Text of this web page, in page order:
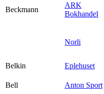
Beckmann
ARK
Bokhandel
Norli
Belkin
Eplehuset
Bell
Anton Sport